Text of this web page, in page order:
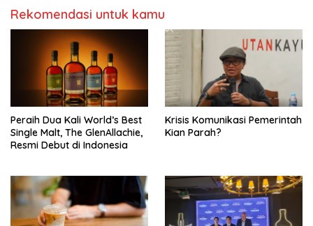
Rekomendasi untuk kamu
Peraih Dua Kali World’s Best
Single Malt, The GlenAllachie,
Resmi Debut di Indonesia
Krisis Komunikasi Pemerintah
Kian Parah?